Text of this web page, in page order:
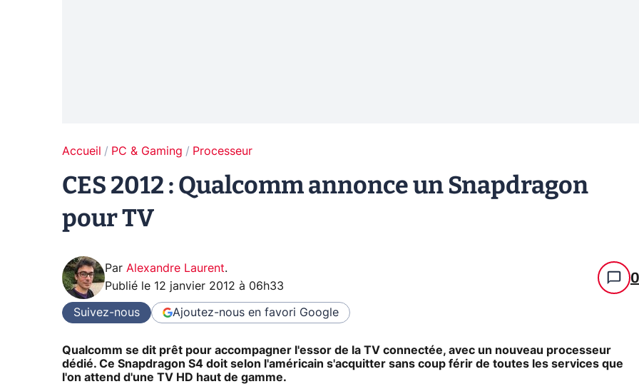
Accueil PC & Gaming Processeur
CES 2012 : Qualcomm annonce un Snapdragon
pour TV
Par Alexandre Laurent.
Publié le 12 janvier 2012 à 06h33 0
Suivez-nous Ajoutez-nous en favori Google
Qualcomm se dit prêt pour accompagner l'essor de la TV connectée, avec un nouveau processeur
dédié. Ce Snapdragon S4 doit selon l'américain s'acquitter sans coup férir de toutes les services que
l'on attend d'une TV HD haut de gamme.